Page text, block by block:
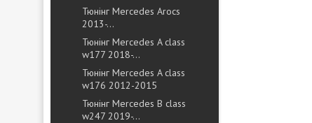
Тюнінг Mercedes Arocs
2013-...
Тюнінг Mercedes A class
w177 2018-...
Тюнінг Mercedes A class
w176 2012-2015
Тюнінг Mercedes B class
w247 2019-...